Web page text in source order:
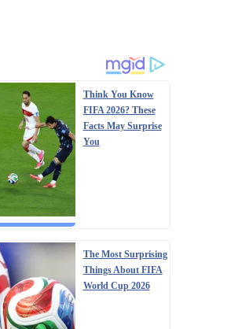
Think You Know
FIFA 2026? These
Facts May Surprise
You
The Most Surprising
Things About FIFA
World Cup 2026